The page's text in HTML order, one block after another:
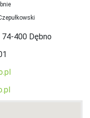
74-400 Dębno